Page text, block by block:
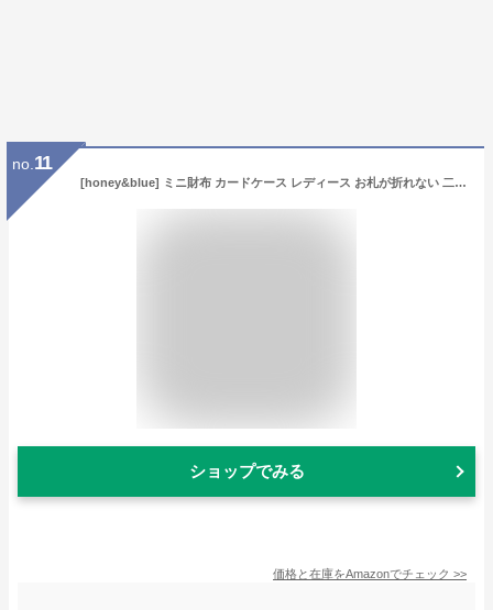
no. 11
[honey&blue] ミニ財布 カードケース レディース お札が折れない 二つ折り財布 本革 YKKファスナー スキミング防止 (サックスブルー×グレー)
ショップでみる
価格と在庫をAmazonでチェック >>